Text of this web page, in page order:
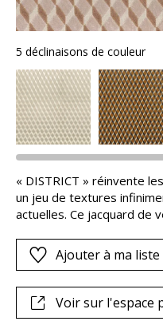
5 déclinaisons de couleur
« DISTRICT » réinvente
un jeu de textures
actuelles. Ce jacquard de
sièges une allure
doux, plus confortables,
Ajouter à ma liste
Voir sur l'espace